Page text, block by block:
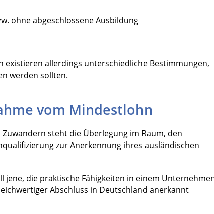
ohne abgeschlossene Ausbildung
existieren allerdings unterschiedliche Bestimmungen,
werden sollten.
vom Mindestlohn
steht die Überlegung im Raum, den
zur Anerkennung ihres ausländischen
jene, die praktische Fähigkeiten in einem
Abschluss in Deutschland anerkannt
Arbeitslosengeld: Wofür bekommt